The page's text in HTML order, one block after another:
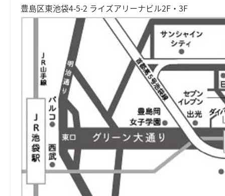
豊島区東池袋4-5-2 ライズアリーナビル2F・3F